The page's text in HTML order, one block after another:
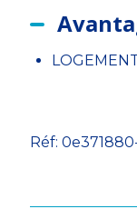
Réf: